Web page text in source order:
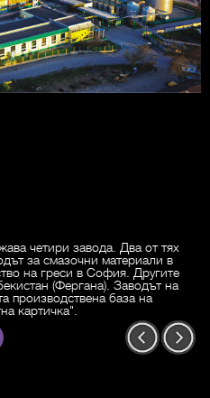
четири завода. Два от тях
за смазочни материали в
на греси в София. Другите
(Фергана). Заводът на
производствена база на
картичка".